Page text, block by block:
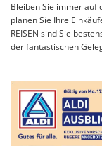
Bleiben Sie immer auf
planen Sie Ihre
REISEN sind Sie
der fantastischen